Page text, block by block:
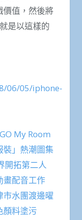
價值，然後將
是以這樣的
06/05/iphone-
My Room
裝」熱潮圖集
開拓第二人
畫配音工作
市水團渡邊曜
顏料塗污